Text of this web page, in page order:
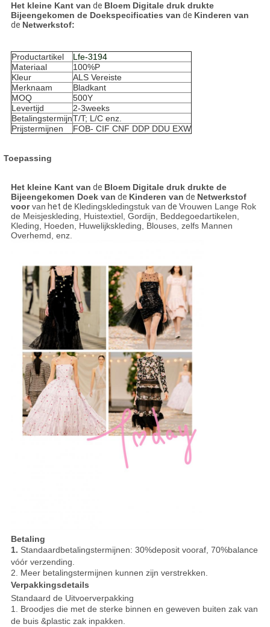
Het kleine Kant van de Bloem Digitale druk drukte
Bijeengekomen de Doekspecificaties van de Kinderen van
de Netwerkstof:
Productartikel
Lfe-3194
Materiaal
100%P
Kleur
ALS Vereiste
Merknaam
Bladkant
MOQ
500Y
Levertijd
2-3weeks
BetalingstermijnT/T; L/C enz.
Prijstermijnen
FOB- CIF CNF DDP DDU EXW
Toepassing
Het kleine Kant van de Bloem Digitale druk drukte de
Bijeengekomen Doek van de Kinderen van de Netwerkstof
voorvan het de Kledingskledingstuk van de Vrouwen Lange Rok
de Meisjeskleding, Huistextiel, Gordijn, Beddegoedartikelen,
Kleding, Hoeden, Huwelijkskleding, Blouses, zelfs Mannen
Overhemd, enz.
Betaling
1. Standaardbetalingstermijnen: 30%deposit vooraf, 70%balance
vóór verzending.
2. Meer betalingstermijnen kunnen zijn verstrekken.
Verpakkingsdetails
Standaard de Uitvoerverpakking
1. Broodjes die met de sterke binnen en geweven buiten zak van
de buis &plastic zak inpakken.